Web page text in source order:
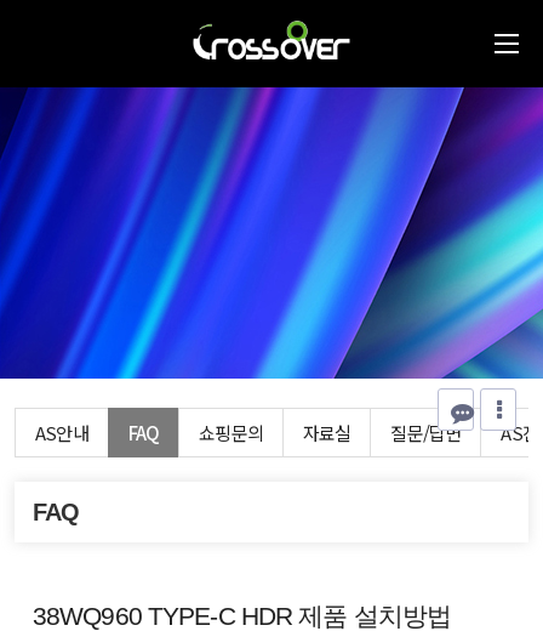
AS안내 FAQ 쇼핑문의 자료실 질문/답변 AS진
FAQ
38WQ960 TYPE-C HDR 제품 설치방법